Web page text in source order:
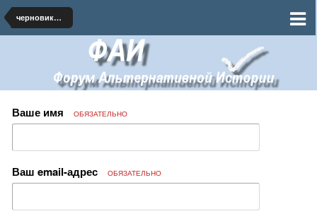
черновики и наброски по миру
Ваше имя ОБЯЗАТЕЛЬНО
Ваш email-адрес ОБЯЗАТЕЛЬНО